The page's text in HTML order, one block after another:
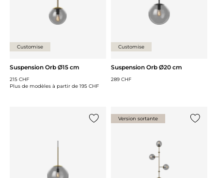
Customise
Suspension Orb Ø15 cm
215 CHF
Plus de modèles à partir de 195 CHF
Customise
Suspension Orb Ø20 cm
289 CHF
Version sortante